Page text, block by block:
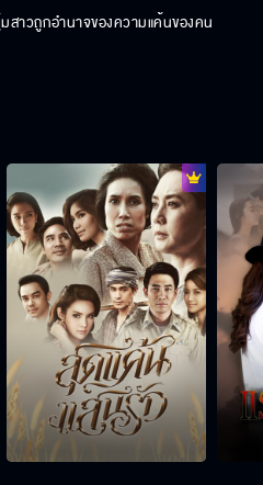
สาวถูกอำนาจของความแค้นของคน